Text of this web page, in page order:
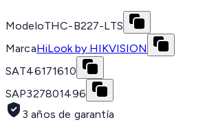
ModeloTHC-B227-LTS
MarcaHiLook by HIKVISION
SAT46171610
SAP327801496
3 años de garantía